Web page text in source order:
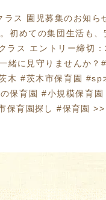
ラス 園児募集のお知ら
初めての集団生活も
ラス エントリー締切
緒に見守りませんか
木 #茨木市保育園
保育園 #小規模保育
保育園探し #保育園>>